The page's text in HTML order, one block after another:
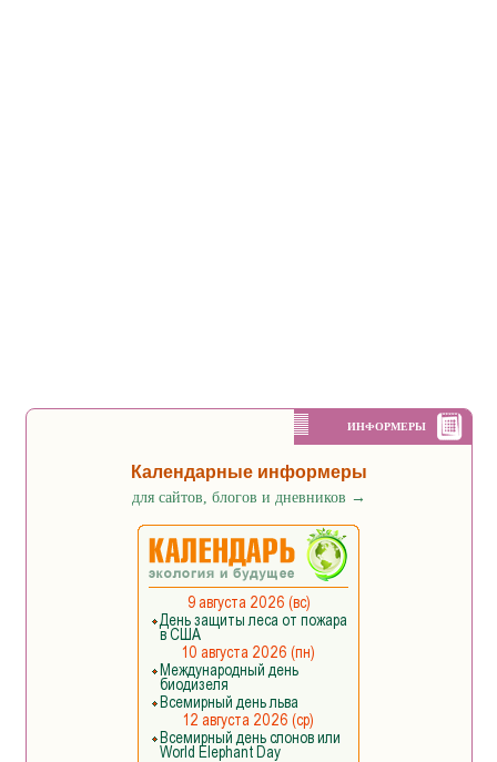
ИНФОРМЕРЫ
Календарные информеры
для сайтов, блогов и дневников →